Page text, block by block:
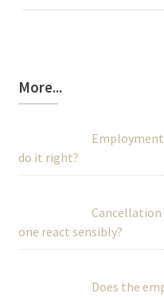
More...
do it right?
Cancellation
one react sensibly?
Does the